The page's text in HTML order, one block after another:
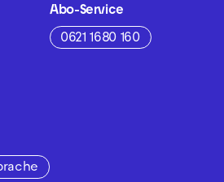
Abo-Service
0621 1680 160